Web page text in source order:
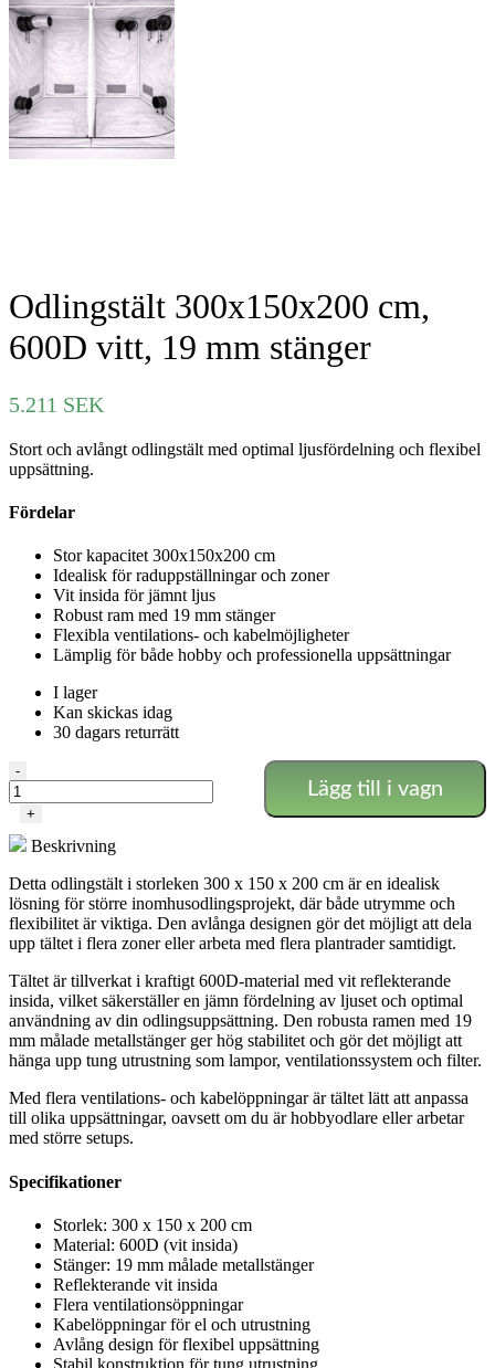
Odlings­tält 300x150x200 cm,
600D vitt, 19 mm stänger
5.211 SEK
Stort och avlångt odlingstält med optimal ljusfördelning och flexibel
uppsättning.
Fördelar
Stor kapacitet 300x150x200 cm
Idealisk för raduppställningar och zoner
Vit insida för jämnt ljus
Robust ram med 19 mm stänger
Flexibla ventilations- och kabelmöjligheter
Lämplig för både hobby och professionella uppsättningar
I lager
Kan skickas idag
30 dagars returrätt
Odlings­
tält
300x150x200
600D
19
mm
stänger
mängd
-
+
Lägg till i vagn
Beskrivning
Detta odlingstält i storleken 300 x 150 x 200 cm är en idealisk
lösning för större inomhusodlingsprojekt, där både utrymme och
flexibilitet är viktiga. Den avlånga designen gör det möjligt att dela
upp tältet i flera zoner eller arbeta med flera plantrader samtidigt.
Tältet är tillverkat i kraftigt 600D-material med vit reflekterande
insida, vilket säkerställer en jämn fördelning av ljuset och optimal
användning av din odlingsuppsättning. Den robusta ramen med 19
mm målade metallstänger ger hög stabilitet och gör det möjligt att
hänga upp tung utrustning som lampor, ventilationssystem och filter.
Med flera ventilations- och kabelöppningar är tältet lätt att anpassa
till olika uppsättningar, oavsett om du är hobbyodlare eller arbetar
med större setups.
Specifikationer
Storlek: 300 x 150 x 200 cm
Material: 600D (vit insida)
Stänger: 19 mm målade metallstänger
Reflekterande vit insida
Flera ventilationsöppningar
Kabelöppningar för el och utrustning
Avlång design för flexibel uppsättning
Stabil konstruktion för tung utrustning